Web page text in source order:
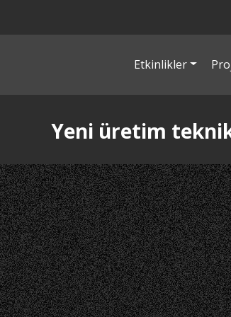
Etkinlikler
Yeni üretim